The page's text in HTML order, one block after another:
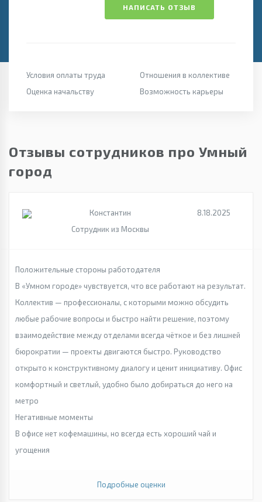
НАПИСАТЬ ОТЗЫВ
Условия оплаты труда
Отношения в коллективе
Оценка начальству
Возможность карьеры
Отзывы сотрудников про Умный
город
Константин
Сотрудник из Москвы
8.18.2025
Положительные стороны работодателя
В «Умном городе» чувствуется, что все работают на результат.
Коллектив — профессионалы, с которыми можно обсудить
любые рабочие вопросы и быстро найти решение, поэтому
взаимодействие между отделами всегда чёткое и без лишней
бюрократии — проекты двигаются быстро. Руководство
открыто к конструктивному диалогу и ценит инициативу. Офис
комфортный и светлый, удобно было добираться до него на
метро
Негативные моменты
В офисе нет кофемашины, но всегда есть хороший чай и
угощения
Подробные оценки